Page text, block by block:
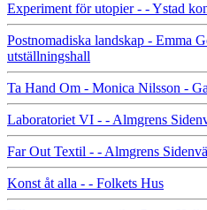
Experiment för utopier - - Ystad
Postnomadiska landskap - Emma
utställningshall
Ta Hand Om - Monica Nilsson -
Laboratoriet VI - - Almgrens
Far Out Textil - - Almgrens
Konst åt alla - - Folkets Hus